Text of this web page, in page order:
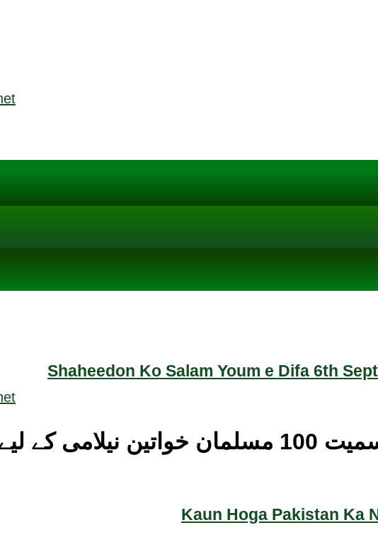
Shaheedon Ko Salam Youm e Difa 6th
Kaun Hoga Pakistan Ka
کے لیے پیش